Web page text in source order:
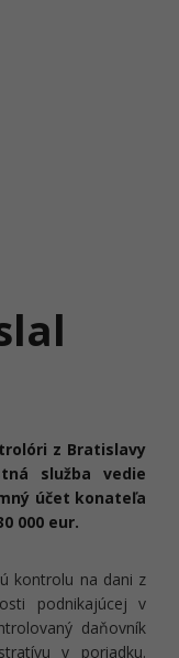
z Bratislavy
služba vedie
účet konateľa
000 eur.
kontrolu na dani z
podnikajúcej v
daňovník
v poriadku.